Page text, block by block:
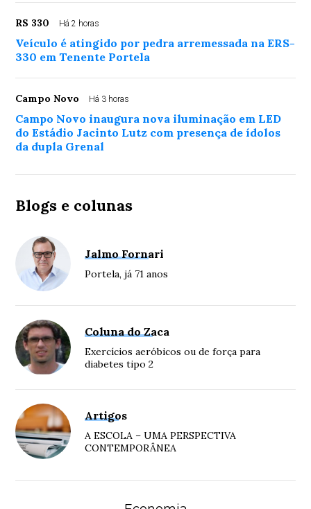
RS 330 Há 2 horas
Veículo é atingido por pedra arremessada na ERS-
330 em Tenente Portela
Campo Novo Há 3 horas
Campo Novo inaugura nova iluminação em LED
do Estádio Jacinto Lutz com presença de ídolos
da dupla Grenal
Blogs e colunas
Jalmo Fornari
Portela, já 71 anos
Coluna do Zaca
Exercícios aeróbicos ou de força para
diabetes tipo 2
Artigos
A ESCOLA – UMA PERSPECTIVA
CONTEMPORÂNEA